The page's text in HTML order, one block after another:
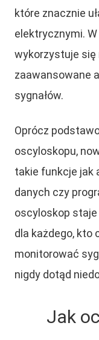
które znacznie
elektrycznymi.
wykorzystuje
zaawansowane
sygnałów.
Oprócz
oscyloskopu,
takie funkcje jak
danych czy
oscyloskop
dla każdego, kto
monitorować
nigdy dotąd
Jak